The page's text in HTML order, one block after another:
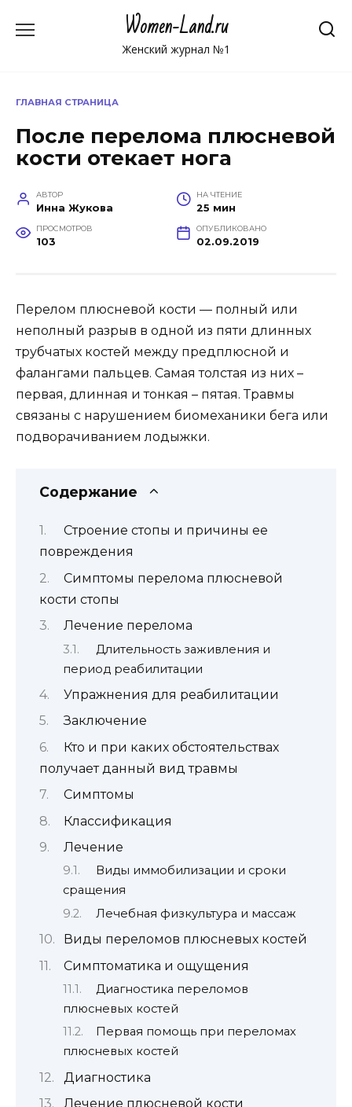
Women-Land.ru
Женский журнал №1
ГЛАВНАЯ СТРАНИЦА
После перелома плюсневой
кости отекает нога
АВТОР
Инна Жукова
НА ЧТЕНИЕ
25 мин
ПРОСМОТРОВ
103
ОПУБЛИКОВАНО
02.09.2019
Перелом плюсневой кости — полный или
неполный разрыв в одной из пяти длинных
трубчатых костей между предплюсной и
фалангами пальцев. Самая толстая из них –
первая, длинная и тонкая – пятая. Травмы
связаны с нарушением биомеханики бега или
подворачиванием лодыжки.
Содержание
Строение стопы и причины ее
повреждения
Симптомы перелома плюсневой
кости стопы
Лечение перелома
Длительность заживления и
период реабилитации
Упражнения для реабилитации
Заключение
Кто и при каких обстоятельствах
получает данный вид травмы
Симптомы
Классификация
Лечение
Виды иммобилизации и сроки
сращения
Лечебная физкультура и массаж
Виды переломов плюсневых костей
Симптоматика и ощущения
Диагностика переломов
плюсневых костей
Первая помощь при переломах
плюсневых костей
Диагностика
Лечение плюсневой кости